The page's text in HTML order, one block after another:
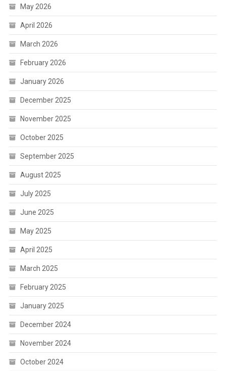
May 2026
April 2026
March 2026
February 2026
January 2026
December 2025
November 2025
October 2025
September 2025
August 2025
July 2025
June 2025
May 2025
April 2025
March 2025
February 2025
January 2025
December 2024
November 2024
October 2024